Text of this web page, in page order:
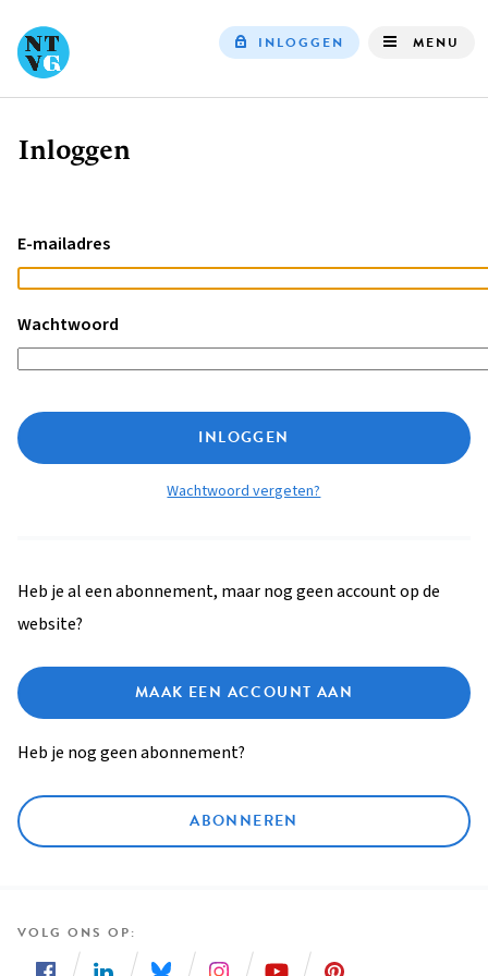
INLOGGEN MENU
Kruimelpad
Inloggen
E-mailadres
Wachtwoord
INLOGGEN
Wachtwoord vergeten?
Heb je al een abonnement, maar nog geen account op de
website?
MAAK EEN ACCOUNT AAN
Heb je nog geen abonnement?
ABONNEREN
VOLG ONS OP